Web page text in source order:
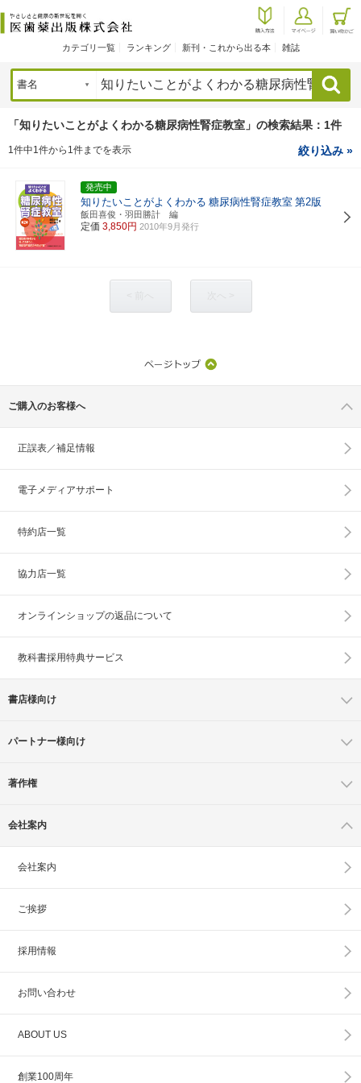
カテゴリ一覧 ランキング 新刊・これから出る本 雑誌
検索
「知りたいことがよくわかる糖尿病性腎症教室」の検索結果：1件
1件中1件から1件までを表示 絞り込み »
発売中
知りたいことがよくわかる 糖尿病性腎症教室 第2版
飯田喜俊・羽田勝計 編
定価 3,850円 2010年9月発行
ご購入のお客様へ
正誤表／補足情報
電子メディアサポート
特約店一覧
協力店一覧
オンラインショップの返品について
教科書採用特典サービス
書店様向け
パートナー様向け
著作権
会社案内
会社案内
ご挨拶
採用情報
お問い合わせ
ABOUT US
創業100周年